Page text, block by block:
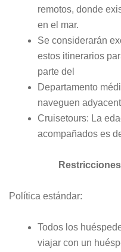
remotos, donde
en el mar.
Se considerarán
estos itinerarios
parte del
Departamento
naveguen
Cruisetours: La
acompañados es
Política estándar:
Todos los
viajar con un